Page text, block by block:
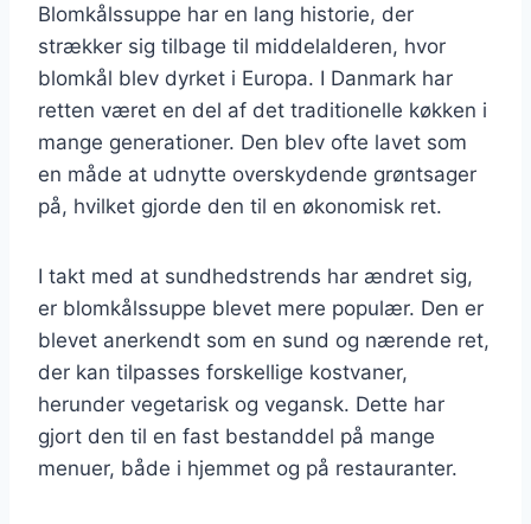
Blomkålssuppe har en lang historie, der
strækker sig tilbage til middelalderen, hvor
blomkål blev dyrket i Europa. I Danmark har
retten været en del af det traditionelle køkken i
mange generationer. Den blev ofte lavet som
en måde at udnytte overskydende grøntsager
på, hvilket gjorde den til en økonomisk ret.
I takt med at sundhedstrends har ændret sig,
er blomkålssuppe blevet mere populær. Den er
blevet anerkendt som en sund og nærende ret,
der kan tilpasses forskellige kostvaner,
herunder vegetarisk og vegansk. Dette har
gjort den til en fast bestanddel på mange
menuer, både i hjemmet og på restauranter.